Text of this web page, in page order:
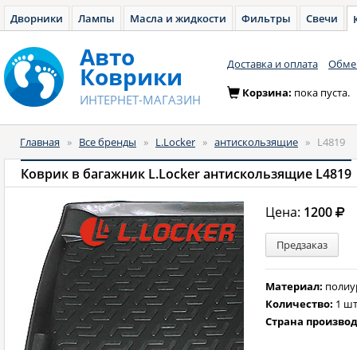
Дворники Лампы Масла и жидкости Фильтры Свечи
Авто
Коврики
ИНТЕРНЕТ-МАГАЗИН
Доставка и оплата
Корзина: пока пуста.
Главная » Все бренды » L.Locker » антискользящие » L4819
Коврик в багажник L.Locker антискользящие L4819
Цена: 1200
Предзаказ
Материал:
Количество: 1
Страна